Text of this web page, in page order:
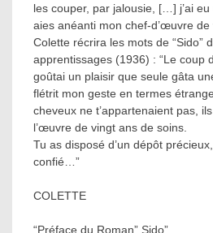
les couper, par jalousie, […] j’ai
aies anéanti mon chef-d’œuvre de
Colette récrira les mots de “Sido”
apprentissages (1936) : “Le coup
goûtai un plaisir que seule gâta
flétrit mon geste en termes
cheveux ne t’appartenaient pas,
l’œuvre de vingt ans de soins.
Tu as disposé d’un dépôt
confié…”
COLETTE
“Préface du Roman” Sido”